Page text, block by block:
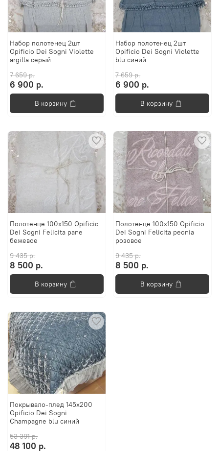
Набор полотенец 2шт
Opificio Dei Sogni Violette
argilla серый
7 659 р.
6 900 р.
В корзину
Набор полотенец 2шт
Opificio Dei Sogni Violette
blu синий
7 659 р.
6 900 р.
В корзину
Полотенце 100х150 Opificio
Dei Sogni Felicita pane
бежевое
9 435 р.
8 500 р.
В корзину
Полотенце 100х150 Opificio
Dei Sogni Felicita peonia
розовое
9 435 р.
8 500 р.
В корзину
Покрывало-плед 145х200
Opificio Dei Sogni
Champagne blu синий
53 391 р.
48 100 р.